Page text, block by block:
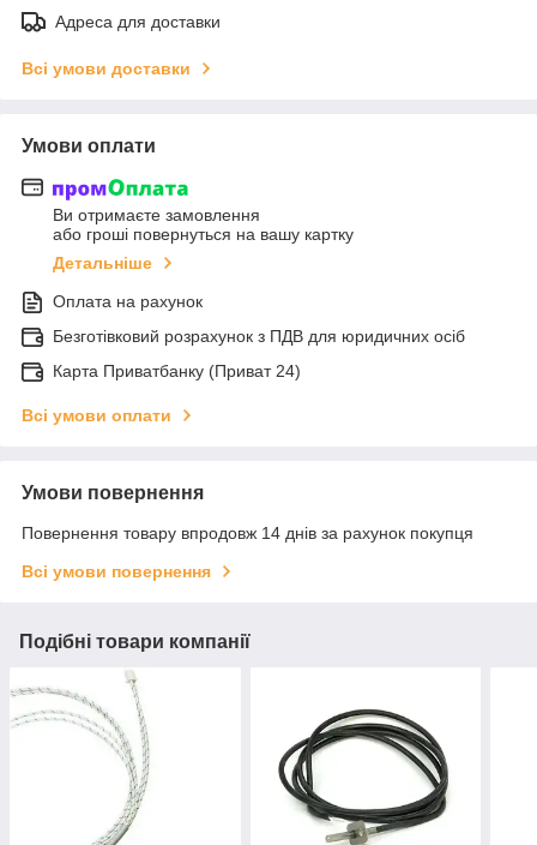
Адреса для доставки
Всі умови доставки
Умови оплати
Ви отримаєте замовлення
або гроші повернуться на вашу картку
Детальніше
Оплата на рахунок
Безготівковий розрахунок з ПДВ для юридичних осіб
Карта Приватбанку (Приват 24)
Всі умови оплати
Умови повернення
Повернення товару впродовж 14 днів за рахунок покупця
Всі умови повернення
Подібні товари компанії